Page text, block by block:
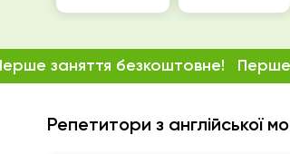
Репетитори з англійської
заняття безкоштовне!